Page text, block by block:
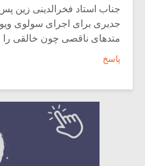
جناب استاد فخرالدینی زین
جدیری برای اجرای سولوی
متدهای ناقصی چون خالقی را
پاسخ